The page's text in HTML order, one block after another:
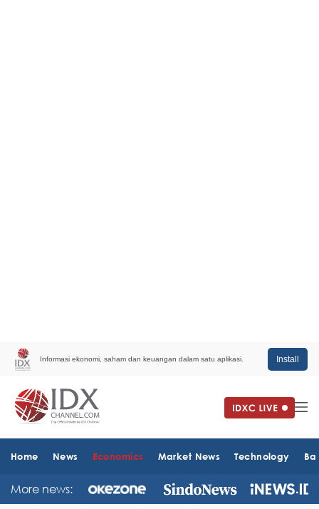
Informasi ekonomi, saham dan keuangan dalam satu aplikasi. Install
Home News Economics Market News Technology
More news: